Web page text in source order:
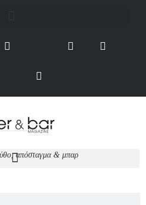
απόσταγμα & μπαρ